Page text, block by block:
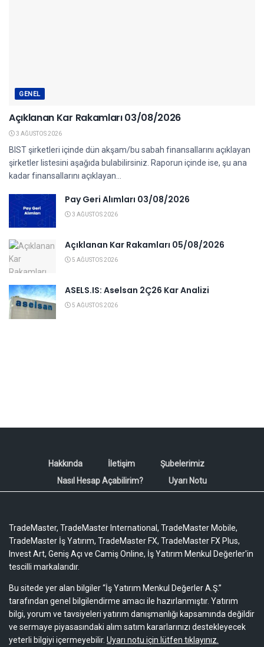
GENEL
Açıklanan Kar Rakamları 03/08/2026
3 AĞUSTOS 2026
BIST şirketleri içinde dün akşam/bu sabah finansallarını açıklayan
şirketler listesini aşağıda bulabilirsiniz. Raporun içinde ise, şu ana
kadar finansallarını açıklayan...
Pay Geri Alımları 03/08/2026
3 AĞUSTOS 2026
Açıklanan Kar Rakamları 05/08/2026
5 AĞUSTOS 2026
ASELS.IS: Aselsan 2Ç26 Kar Analizi
5 AĞUSTOS 2026
Hakkında İletişim
Şubelerimiz
Nasıl Hesap Açabilirim?
Uyarı Notu
TradeMaster, TradeMaster International, TradeMaster Mobile,
TradeMaster İş Yatırım, TradeMaster FX, TradeMaster FX Plus,
Invest Art, Geniş Açı ve Camiş Online, İş Yatırım Menkul Değerler'in
tescilli markalarıdır.
Bu sitede yer alan bilgiler “İş Yatırım Menkul Değerler A.Ş.”
tarafından genel bilgilendirme amacı ile hazırlanmıştır. Yatırım
bilgi, yorum ve tavsiyeleri yatırım danışmanlığı kapsamında değildir
ve sermaye piyasasındaki alım satım kararlarınızı destekleyecek
yeterli bilgiyi içermeyebilir. Uyarı notu için lütfen tıklayınız.